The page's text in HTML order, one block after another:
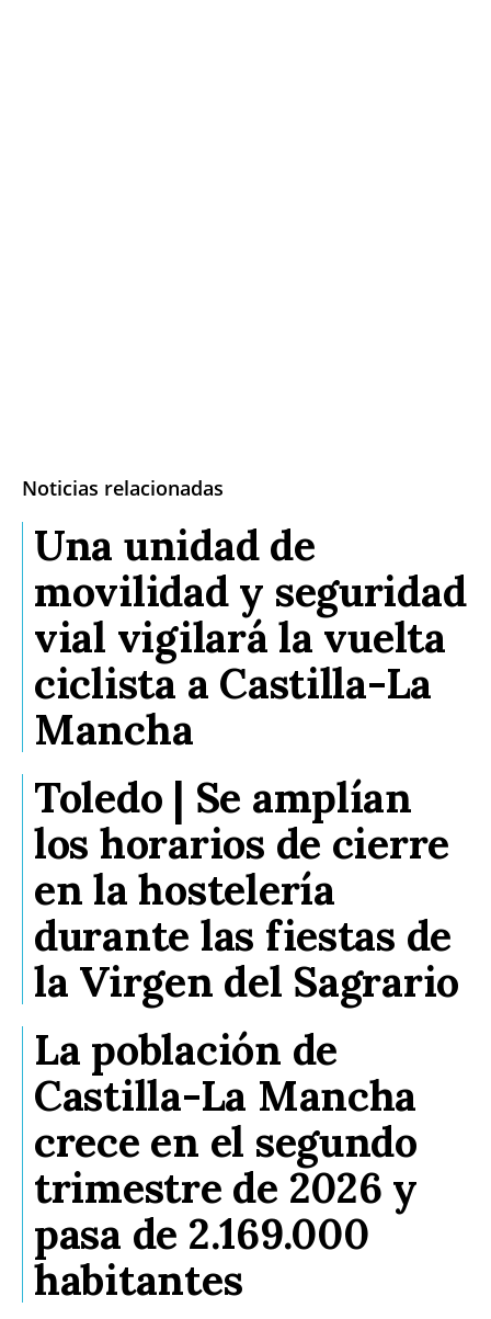
Noticias relacionadas
Una unidad de
movilidad y seguridad
vial vigilará la vuelta
ciclista a Castilla-La
Mancha
Toledo | Se amplían
los horarios de cierre
en la hostelería
durante las fiestas de
la Virgen del Sagrario
La población de
Castilla-La Mancha
crece en el segundo
trimestre de 2026 y
pasa de 2.169.000
habitantes